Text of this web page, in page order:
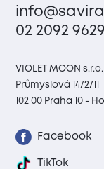
02 2092 9629
VIOLET MOON s.r.o.
Průmyslová 1472/11
102 00 Praha 10 -
Facebook
TikTok